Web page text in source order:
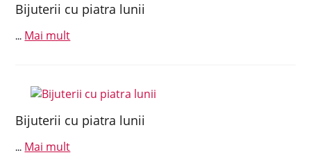
Bijuterii cu piatra lunii
... Mai mult
Bijuterii cu piatra lunii
... Mai mult